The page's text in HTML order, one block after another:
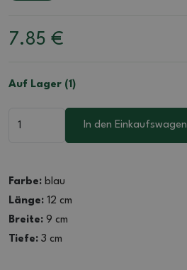
7.85 €
Auf Lager (1)
In den Einkaufswagen
Farbe: blau
Länge: 12 cm
Breite: 9 cm
Tiefe: 3 cm